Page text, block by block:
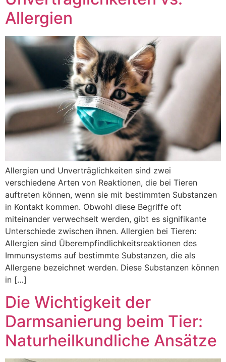
Allergien
Allergien und Unverträglichkeiten sind zwei
verschiedene Arten von Reaktionen, die bei Tieren
auftreten können, wenn sie mit bestimmten Substanzen
in Kontakt kommen. Obwohl diese Begriffe oft
miteinander verwechselt werden, gibt es signifikante
Unterschiede zwischen ihnen. Allergien bei Tieren:
Allergien sind Überempfindlichkeitsreaktionen des
Immunsystems auf bestimmte Substanzen, die als
Allergene bezeichnet werden. Diese Substanzen können
in […]
Die Wichtigkeit der
Darmsanierung beim Tier:
Naturheilkundliche Ansätze